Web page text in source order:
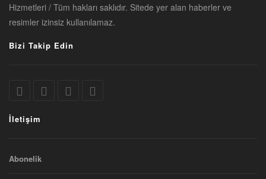
Hizmetleri / Tüm hakları saklıdır. Sitede yer alan haberler ve
resimler izinsiz kullanılamaz.
Bizi Takip Edin
İletişim
Abonelik